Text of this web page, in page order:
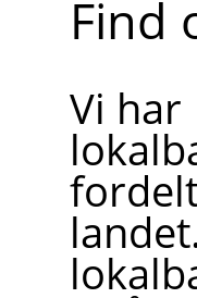
Find
Vi har